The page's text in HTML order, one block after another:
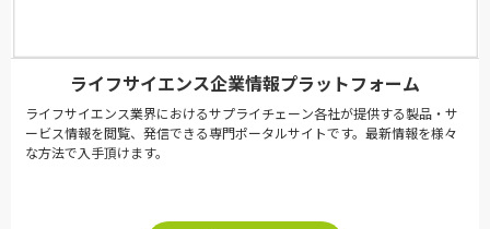
ライフサイエンス企業情報プラットフォーム
ライフサイエンス業界におけるサプライチェーン各社が提供する製品・サ
ービス情報を閲覧、発信できる専門ポータルサイトです。最新情報を様々
な方法で入手頂けます。